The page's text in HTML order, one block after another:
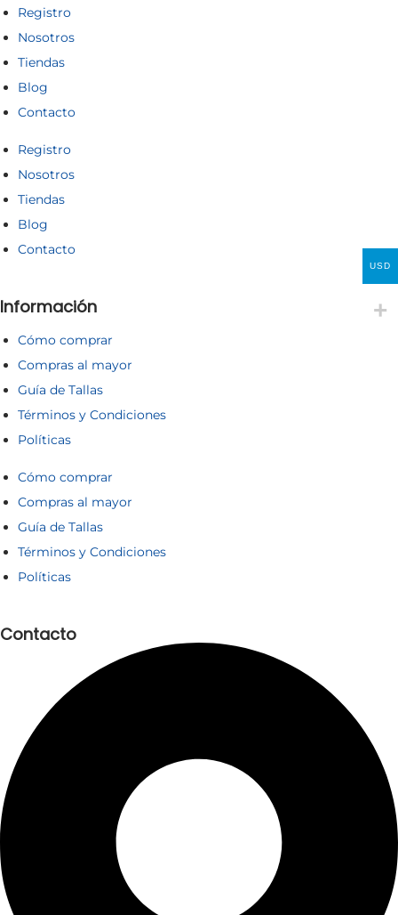
Registro
Nosotros
Tiendas
Blog
Contacto
Registro
Nosotros
Tiendas
Blog
Contacto
Información
Cómo comprar
Compras al mayor
Guía de Tallas
Términos y Condiciones
Políticas
Cómo comprar
Compras al mayor
Guía de Tallas
Términos y Condiciones
Políticas
Contacto
USD